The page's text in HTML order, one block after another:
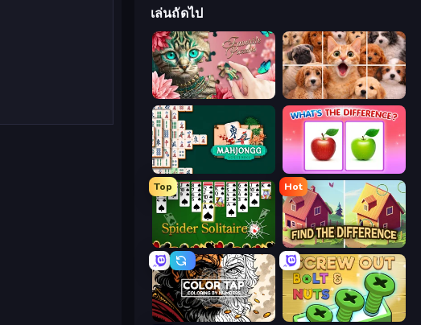
เล่นถัดไป
Favorite Puzzles Jigpic Solitaire
Mahjongg Solitaire What's The Difference?
Top
Spider Solitaire
Hot
Find The Difference
Color Tap: Coloring by Numbers Screw Out: Bolts and Nuts